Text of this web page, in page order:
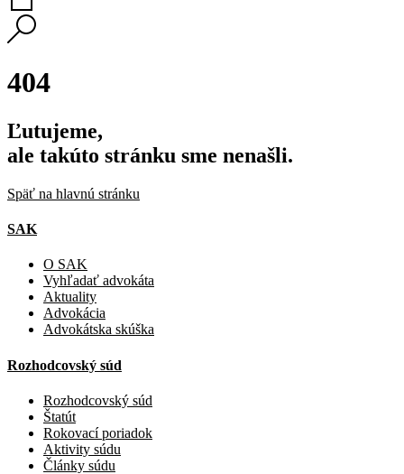
404
Ľutujeme,
ale takúto stránku sme nenašli.
Späť na hlavnú stránku
SAK
O SAK
Vyhľadať advokáta
Aktuality
Advokácia
Advokátska skúška
Rozhodcovský súd
Rozhodcovský súd
Štatút
Rokovací poriadok
Aktivity súdu
Články súdu